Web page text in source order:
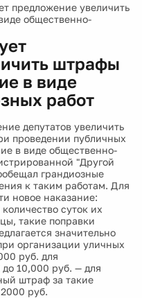
предложение увеличить
общественно-
штрафы
в виде
работ
депутатов увеличить
проведении публичных
в виде общественно-
"Другой
грандиозные
к таким работам. Для
новое наказание:
суток их
такие поправки
значительно
организации уличных
руб. для
10,000 руб. — для
штраф за такие
руб.